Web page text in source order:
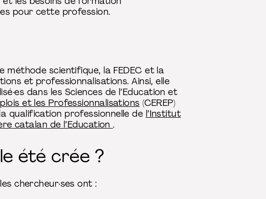
pour cette profession.
scientifique, la FEDEC et la
et professionnalisations. Ainsi, elle
dans les Sciences de l’Education et
et les Professionnalisations (CEREP)
qualification professionnelle de l’Institut
catalan de l’Education.
été crée ?
chercheur·ses ont :